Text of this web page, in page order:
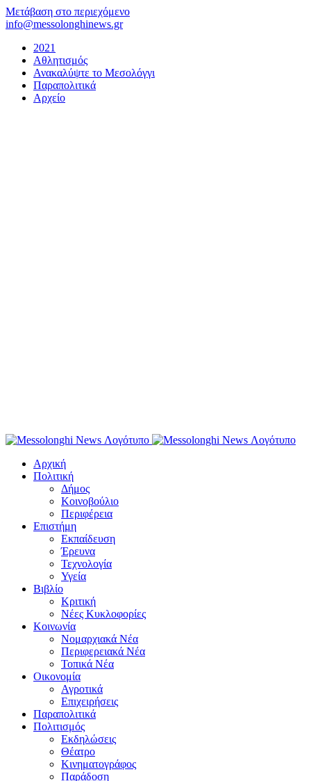
Μετάβαση στο περιεχόμενο
info@messolonghinews.gr
2021
Αθλητισμός
Ανακαλύψτε το Μεσολόγγι
Παραπολιτικά
Αρχείο
Αρχική
Πολιτική
Δήμος
Κοινοβούλιο
Περιφέρεια
Επιστήμη
Εκπαίδευση
Έρευνα
Τεχνολογία
Υγεία
Βιβλίο
Κριτική
Νέες Κυκλοφορίες
Κοινωνία
Νομαρχιακά Νέα
Περιφερειακά Νέα
Τοπικά Νέα
Οικονομία
Αγροτικά
Επιχειρήσεις
Παραπολιτικά
Πολιτισμός
Εκδηλώσεις
Θέατρο
Κινηματογράφος
Παράδοση